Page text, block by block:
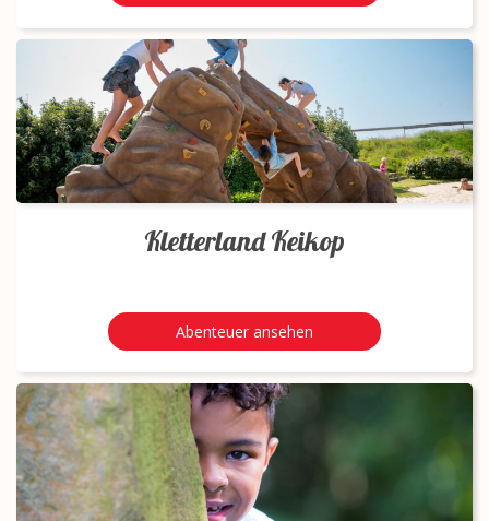
Kletterland Keikop
Abenteuer ansehen